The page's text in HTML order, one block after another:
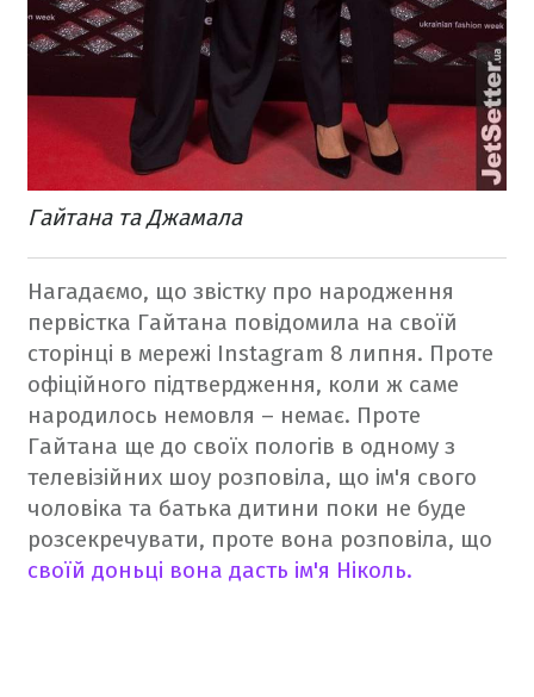
Гайтана та Джамала
Нагадаємо, що звістку про народження
первістка Гайтана повідомила на своїй
сторінці в мережі Instagram 8 липня. Проте
офіційного підтвердження, коли ж саме
народилось немовля – немає. Проте
Гайтана ще до своїх пологів в одному з
телевізійних шоу розповіла, що ім'я свого
чоловіка та батька дитини поки не буде
розсекречувати, проте вона розповіла, що
своїй доньці вона дасть ім'я Ніколь.